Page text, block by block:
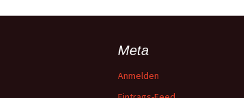
Meta
Anmelden